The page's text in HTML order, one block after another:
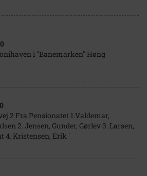
i "Banemarken" Høng
2 Fra Pensionatet 1.Valdemar,
2. Jensen, Gunder, Gørlev 3. Larsen,
4. Kristensen, Erik '